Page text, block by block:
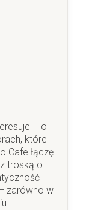
– o
które
Cafe łączę
troską o
i
zarówno w